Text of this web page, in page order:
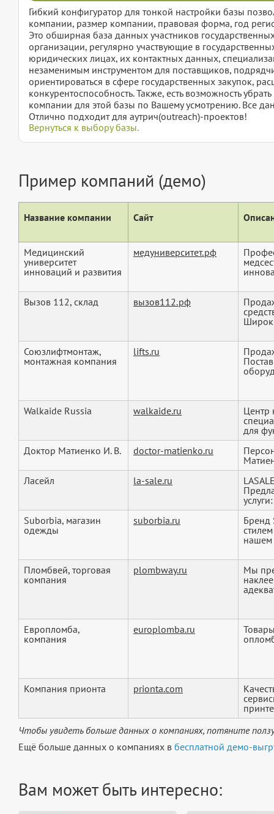
Гибкий конфигуратор для тонкой настройки базы
компании, размер компании, правовая форма, год
Это обширная база данных участников
организации, регулярно участвующие в
юридических лицах, их контактных данных,
незаменимым инструментом для поставщиков,
ориентироваться в сфере государственных закупок,
конкурентоспособность. Также, есть возможность
компании для этой базы по Вашему усмотрению. Все
Отлично подходит для аутрич(outreach)-проектов!
Вернуться к выбору базы.
Пример компаний (демо)
Название компании Сайт
Медицинский
университет
инноваций и развития
медуниверситет.рф
Вызов 112, склад вызов112.рф
Союзлифтмонтаж,
монтажная компания
lifts.ru
Walkaide Russia walkaide.ru
Центр
для
Доктор Матиенко И. В.
doctor-matienko.ru
Ласейл
la-sale.ru
Suborbia, магазин
одежды
suborbia.ru
Бренд
нашем
Пломбвей, торговая
компания
plombway.ru
Мы
Европломба,
компания
europlomba.ru
Компания прионта prionta.com
Чтобы увидеть больше данных о компаниях, потяните
Ещё больше данных о компаниях в бесплатной демо-
Вам может быть интересно: